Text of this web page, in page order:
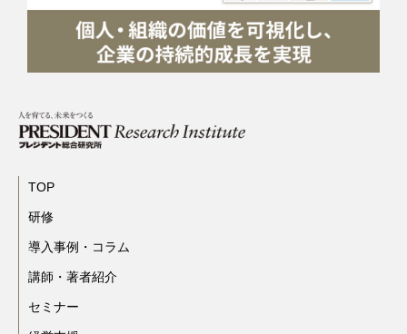
TOP
研修
導入事例・コラム
講師・著者紹介
セミナー